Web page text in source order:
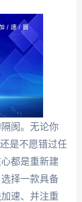
阂。无论你
是不愿错过任
都是重新建
择一款具备
速、并注重